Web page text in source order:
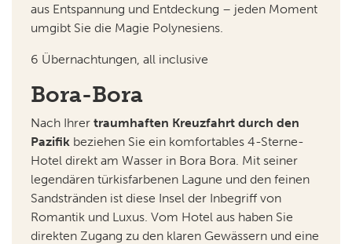
aus Entspannung und Entdeckung – jeden Moment
umgibt Sie die Magie Polynesiens.
6 Übernachtungen, all inclusive
Bora-Bora
Nach Ihrer traumhaften Kreuzfahrt durch den
Pazifik beziehen Sie ein komfortables 4-Sterne-
Hotel direkt am Wasser in Bora Bora. Mit seiner
legendären türkisfarbenen Lagune und den feinen
Sandstränden ist diese Insel der Inbegriff von
Romantik und Luxus. Vom Hotel aus haben Sie
direkten Zugang zu den klaren Gewässern und eine